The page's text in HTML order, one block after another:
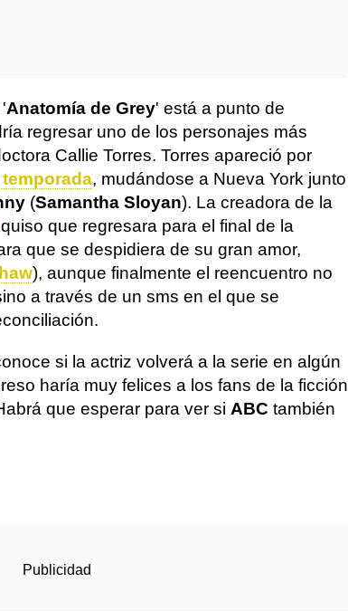
Anatomía de Grey' está a punto de
regresar uno de los personajes más
Callie Torres. Torres apareció por
, mudándose a Nueva York junto
(Samantha Sloyan). La creadora de la
que regresara para el final de la
que se despidiera de su gran amor,
), aunque finalmente el reencuentro no
a través de un sms en el que se
si la actriz volverá a la serie en algún
haría muy felices a los fans de la ficción
que esperar para ver si ABC también